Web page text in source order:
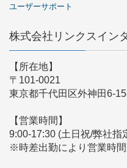
ユーザーサポート
株式会社リンクスイン
【所在地】
〒101-0021
東京都千代田区外神田6-
【営業時間】
9:00-17:30 (土日祝/弊社指
※時差出勤により営業時